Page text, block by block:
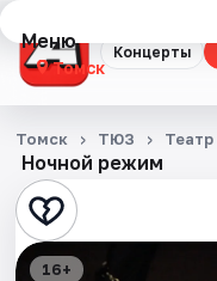
Концерты
Меню
Томск
Концерты
Театр
Стендап
Ночной режим
Томск ТЮЗ Театр
16+